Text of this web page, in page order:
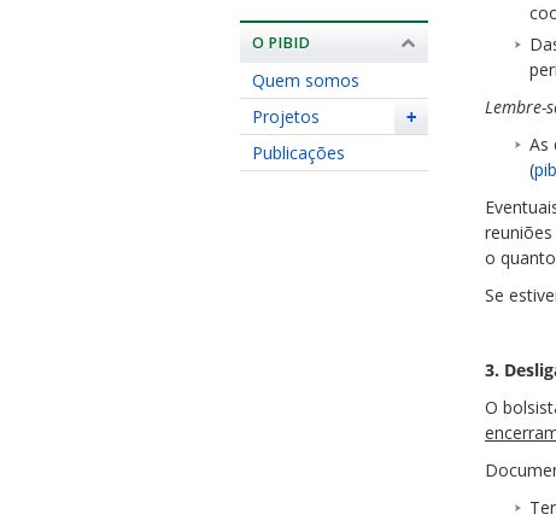
O PIBID
Quem somos
+
Projetos
Publicações
Lembre-
As
(
o
Se
3.
O